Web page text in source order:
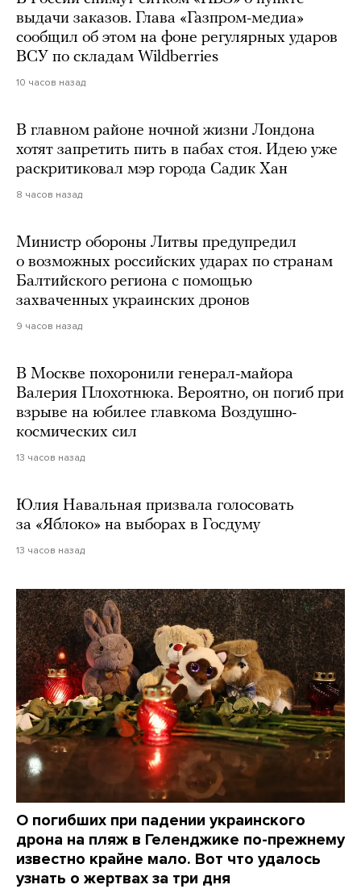
выдачи заказов. Глава «Газпром-медиа»
сообщил об этом на фоне регулярных ударов
ВСУ по складам Wildberries
10 часов назад
В главном районе ночной жизни Лондона
хотят запретить пить в пабах стоя. Идею уже
раскритиковал мэр города Садик Хан
8 часов назад
Министр обороны Литвы предупредил
о возможных российских ударах по странам
Балтийского региона с помощью
захваченных украинских дронов
9 часов назад
В Москве похоронили генерал-майора
Валерия Плохотнюка. Вероятно, он погиб при
взрыве на юбилее главкома Воздушно-
космических сил
13 часов назад
Юлия Навальная призвала голосовать
за «Яблоко» на выборах в Госдуму
13 часов назад
О погибших при падении украинского
дрона на пляж в Геленджике по-прежнему
известно крайне мало. Вот что удалось
узнать о жертвах за три дня